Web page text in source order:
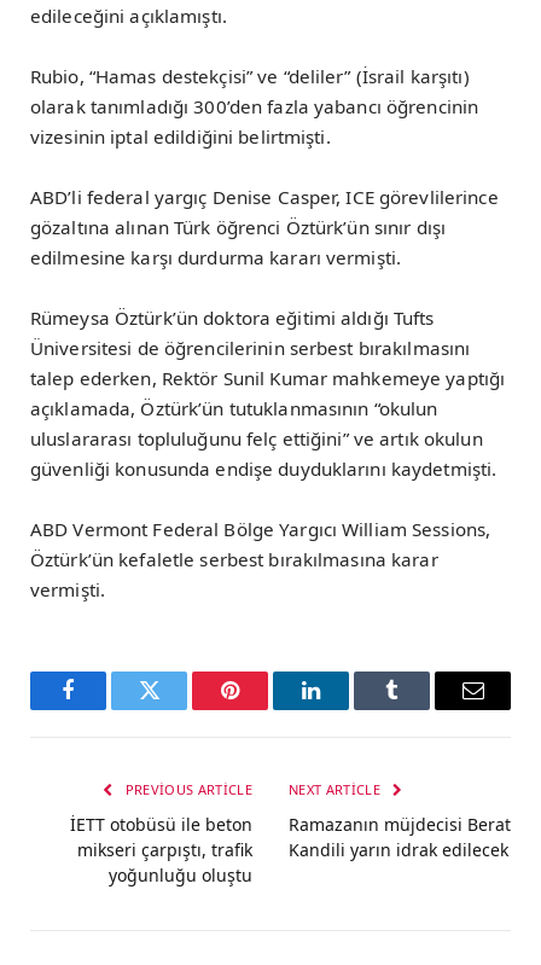
edileceğini açıklamıştı.
Rubio, “Hamas destekçisi” ve “deliler” (İsrail karşıtı)
olarak tanımladığı 300’den fazla yabancı öğrencinin
vizesinin iptal edildiğini belirtmişti.
ABD’li federal yargıç Denise Casper, ICE görevlilerince
gözaltına alınan Türk öğrenci Öztürk’ün sınır dışı
edilmesine karşı durdurma kararı vermişti.
Rümeysa Öztürk’ün doktora eğitimi aldığı Tufts
Üniversitesi de öğrencilerinin serbest bırakılmasını
talep ederken, Rektör Sunil Kumar mahkemeye yaptığı
açıklamada, Öztürk’ün tutuklanmasının “okulun
uluslararası topluluğunu felç ettiğini” ve artık okulun
güvenliği konusunda endişe duyduklarını kaydetmişti.
ABD Vermont Federal Bölge Yargıcı William Sessions,
Öztürk’ün kefaletle serbest bırakılmasına karar
vermişti.
FacebookTwitter Pinterest LinkedInTumblr Email
PREVIOUS ARTICLE
İETT otobüsü ile beton
mikseri çarpıştı, trafik
yoğunluğu oluştu
NEXT ARTICLE
Ramazanın müjdecisi Berat
Kandili yarın idrak edilecek